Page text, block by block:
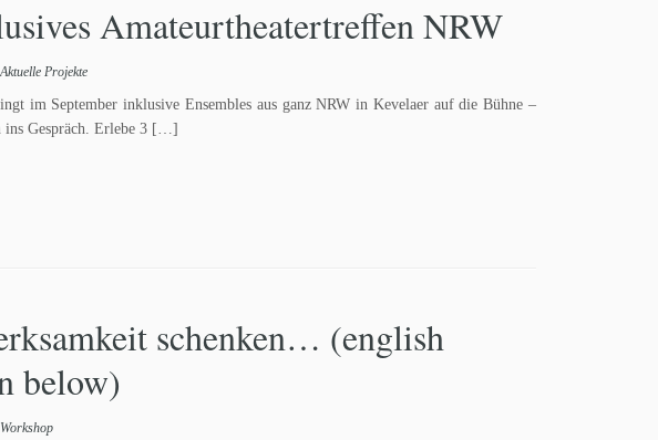
Amateurtheatertreffen NRW
Aktuelle Projekte
im September inklusive Ensembles aus ganz NRW in Kevelaer auf die Bühne –
ins Gespräch. Erlebe 3 […]
schenken… (english
below)
Workshop